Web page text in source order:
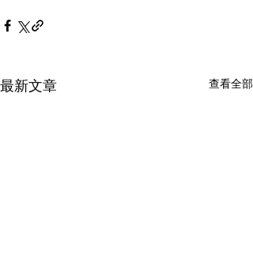
最新文章 查看全部